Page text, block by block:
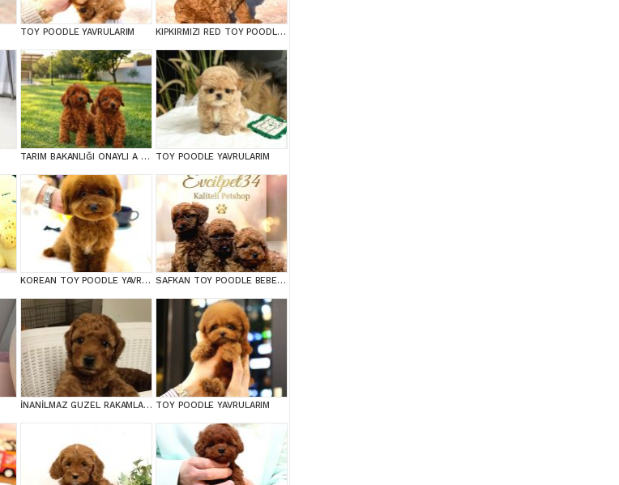
TOY POODLE YAVRULARIM KIPKIRMIZI RED TOY POODLE SEVİMLİ YAVRULAR
TARIM BAKANLIĞI ONAYLI A KALİTE TOY YAVRULAR TOY POODLE YAVRULARIM
KOREAN TOY POODLE YAVRULARIM SAFKAN TOY POODLE BEBEKLERİMİZ BAKIRKÖY
İNANİLMAZ GUZEL RAKAMLARA GERÇEK TOY YAVRULAR TOY POODLE YAVRULARIM